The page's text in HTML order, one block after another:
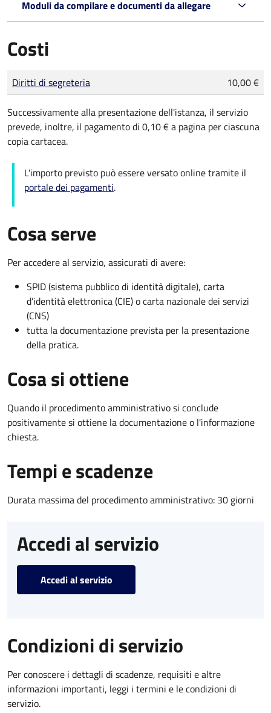
Moduli da compilare e documenti da allegare
Costi
Tipo di pagamento
Importo
Diritti di segreteria 10,00 €
Successivamente alla presentazione dell'istanza, il servizio
prevede, inoltre, il pagamento di 0,10 € a pagina per ciascuna
copia cartacea.
L'importo previsto può essere versato online tramite il
portale dei pagamenti.
Cosa serve
Per accedere al servizio, assicurati di avere:
SPID (sistema pubblico di identità digitale), carta
d’identità elettronica (CIE) o carta nazionale dei servizi
(CNS)
tutta la documentazione prevista per la presentazione
della pratica.
Cosa si ottiene
Quando il procedimento amministrativo si conclude
positivamente si ottiene la documentazione o l'informazione
chiesta.
Tempi e scadenze
Durata massima del procedimento amministrativo: 30 giorni
Accedi al servizio
Accedi al servizio
Condizioni di servizio
Per conoscere i dettagli di scadenze, requisiti e altre
informazioni importanti, leggi i termini e le condizioni di
servizio.